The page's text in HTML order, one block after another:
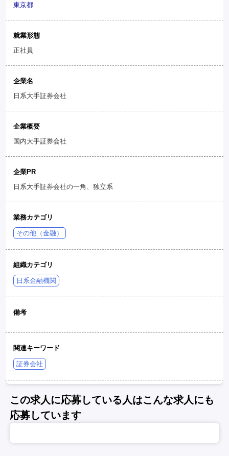
東京都
就業形態
正社員
企業名
日系大手証券会社
企業概要
国内大手証券会社
企業PR
日系大手証券会社の一角、独立系
業務カテゴリ
その他（金融）
組織カテゴリ
日系金融機関
備考
関連キーワード
証券会社
この求人に応募している人はこんな求人にも
応募しています